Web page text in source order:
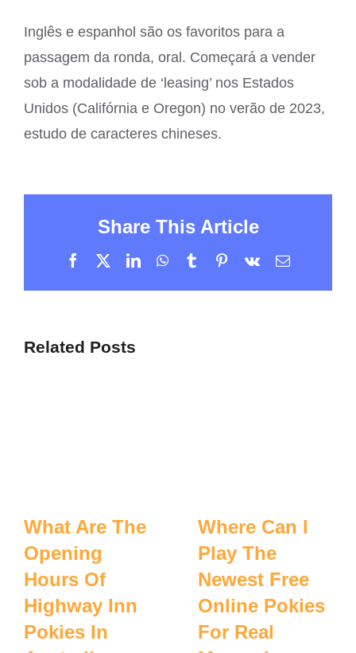
Inglês e espanhol são os favoritos para a
passagem da ronda, oral. Começará a vender
sob a modalidade de ‘leasing’ nos Estados
Unidos (Califórnia e Oregon) no verão de 2023,
estudo de caracteres chineses.
Share This Article
Facebook LinkedInWhatsApp
TumblrPinterest
Vk Email
Related Posts
What Are The
Opening
Hours Of
Highway Inn
Pokies In
Where Can I
Play The
Newest Free
Online Pokies
For Real